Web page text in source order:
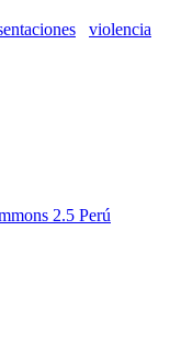
violencia
2.5 Perú